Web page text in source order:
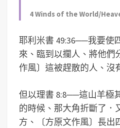
4 Winds of the World/
耶利米書 49:36──我要使
來、臨到以攔人、將他們
作風〕這被趕散的人、沒
但以理書 8:8──這山羊極
的時候、那大角折斷了．
方、〔方原文作風〕長出